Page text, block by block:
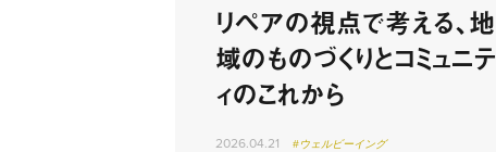
リペアの視点で考える、地
域のものづくりとコミュニテ
ィのこれから
2026.04.21
#ウェルビーイング